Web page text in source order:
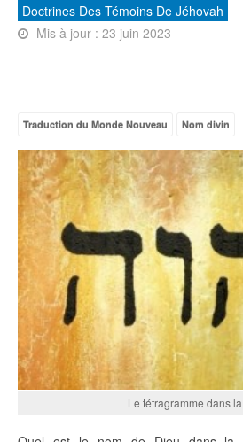
Doctrines Des Témoins De Jéhovah
Mis à jour : 23 juin 2023
Traduction du Monde Nouveau Nom divin
Le tétragramme dans